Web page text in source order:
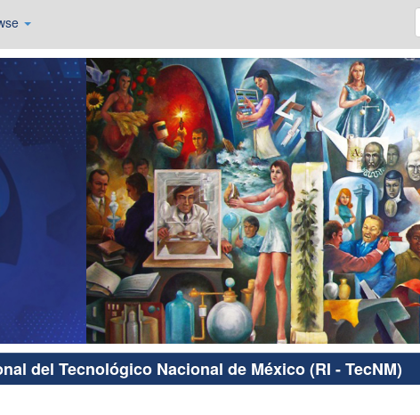
del Tecnológico Nacional de México (RI - TecNM)